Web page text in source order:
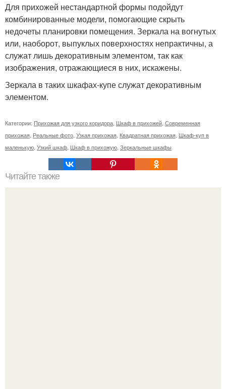
Для прихожей нестандартной формы подойдут
комбинированные модели, помогающие скрыть
недочеты планировки помещения. Зеркала на вогнутых
или, наоборот, выпуклых поверхностях непрактичны, а
служат лишь декоративным элементом, так как
изображения, отражающиеся в них, искажены.
Зеркала в таких шкафах-купе служат декоративным
элементом.
Категории: Прихожая для узкого коридора Шкаф в прихожей Современная
прихожая Реальные фото Узкая прихожая Квадратная прихожая Шкаф-куп в
маленькую Узкий шкаф Шкаф в прихожую Зеркальные шкафы
Читайте также